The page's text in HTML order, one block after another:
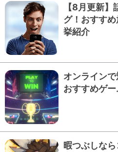
【8月更新
グ！おすす
挙紹介
オンライン
おすすめゲ
暇つぶしな